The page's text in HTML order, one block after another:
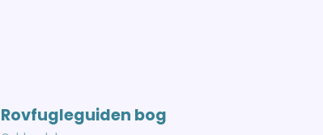
Rovfugleguiden bog